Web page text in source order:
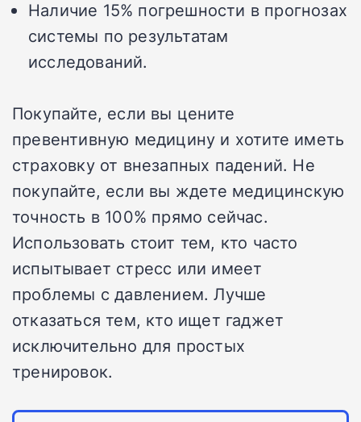
Наличие 15% погрешности в прогнозах
системы по результатам
исследований.
Покупайте, если вы цените
превентивную медицину и хотите иметь
страховку от внезапных падений. Не
покупайте, если вы ждете медицинскую
точность в 100% прямо сейчас.
Использовать стоит тем, кто часто
испытывает стресс или имеет
проблемы с давлением. Лучше
отказаться тем, кто ищет гаджет
исключительно для простых
тренировок.